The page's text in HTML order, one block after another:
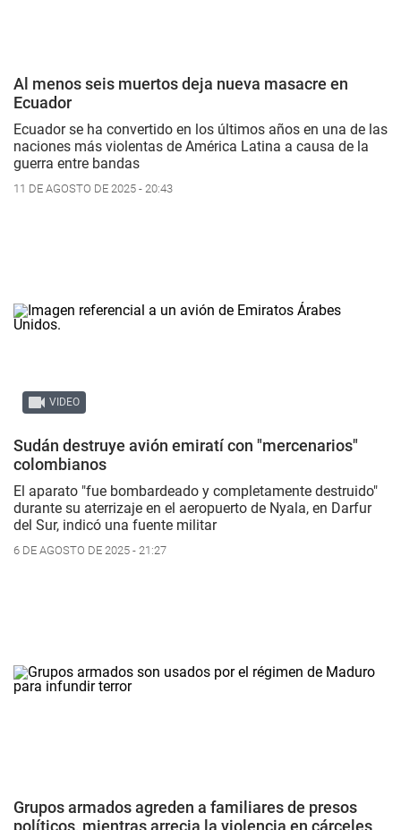
Al menos seis muertos deja nueva masacre en
Ecuador
Ecuador se ha convertido en los últimos años en una de las
naciones más violentas de América Latina a causa de la
guerra entre bandas
11 DE AGOSTO DE 2025 - 20:43
VIDEO
Sudán destruye avión emiratí con "mercenarios"
colombianos
El aparato "fue bombardeado y completamente destruido"
durante su aterrizaje en el aeropuerto de Nyala, en Darfur
del Sur, indicó una fuente militar
6 DE AGOSTO DE 2025 - 21:27
Grupos armados agreden a familiares de presos
políticos, mientras arrecia la violencia en cárceles